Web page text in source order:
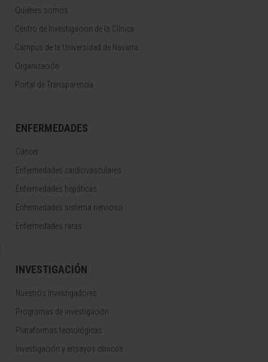
Quiénes somos
Centro de Investigacion de la Clínica
Campus de la Universidad de Navarra
Organización
Portal de Transparencia
ENFERMEDADES
Cáncer
Enfermedades cardiovasculares
Enfermedades hepáticas
Enfermedades sistema nervioso
Enfermedades raras
INVESTIGACIÓN
Nuestros Investigadores
Programas de investigación
Plataformas tecnológicas
Investigación y ensayos clínicos